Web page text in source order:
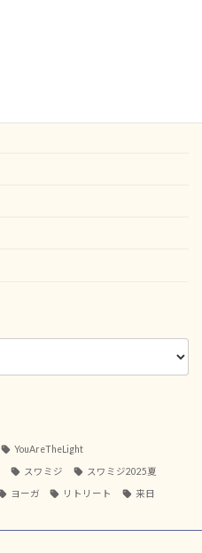
YouAreTheLight
スワミジ スワミジ2025夏
ヨーガ リトリート 来日